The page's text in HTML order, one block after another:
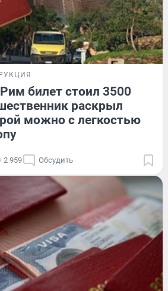
билет стоил 3500
раскрыл
можно с легкостью
2 959 Обсудить